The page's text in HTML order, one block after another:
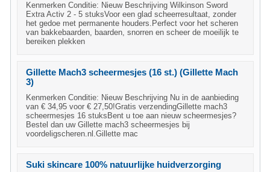
Kenmerken Conditie: Nieuw Beschrijving Wilkinson Sword
Extra Activ 2 - 5 stuksVoor een glad scheerresultaat, zonder
het gedoe met permanente houders.Perfect voor het scheren
van bakkebaarden, baarden, snorren en scheer de moeilijk te
bereiken plekken
Gillette Mach3 scheermesjes (16 st.) (Gillette Mach
3)
Kenmerken Conditie: Nieuw Beschrijving Nu in de aanbieding
van € 34,95 voor € 27,50!Gratis verzendingGillette mach3
scheermesjes 16 stuksBent u toe aan nieuw scheermesjes?
Bestel dan uw Gillette mach3 scheermesjes bij
voordeligscheren.nl.Gillette mac
Suki skincare 100% natuurlijke huidverzorging